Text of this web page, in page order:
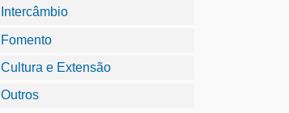
Intercâmbio
Fomento
Cultura e Extensão
Outros